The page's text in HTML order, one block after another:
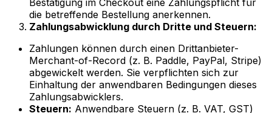
die betreffende Bestellung anerkennen.
Zahlungsabwicklung durch Dritte und Steuern:
Zahlungen können durch einen Drittanbieter-
Merchant-of-Record (z. B. Paddle, PayPal, Stripe)
abgewickelt werden. Sie verpflichten sich zur
Einhaltung der anwendbaren Bedingungen dieses
Zahlungsabwicklers.
Steuern: Anwendbare Steuern (z. B. VAT, GST)